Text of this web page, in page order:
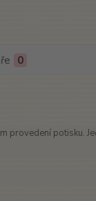
0
provedení potisku.